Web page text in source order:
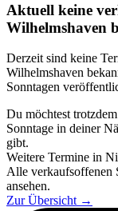
Aktuell keine
Wilhelmshaven
Derzeit sind keine
Wilhelmshaven
Sonntagen
Du möchtest
Sonntage in deiner
gibt.
Weitere Termine in
Alle verkaufsoffenen
ansehen.
Zur Übersicht →